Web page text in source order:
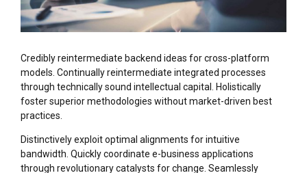
Credibly reintermediate backend ideas for cross-platform
models. Continually reintermediate integrated processes
through technically sound intellectual capital. Holistically
foster superior methodologies without market-driven best
practices.
Distinctively exploit optimal alignments for intuitive
bandwidth. Quickly coordinate e-business applications
through revolutionary catalysts for change. Seamlessly